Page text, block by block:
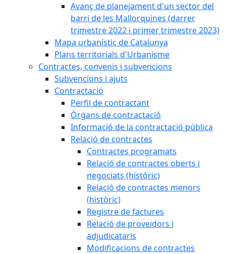
Avanç de planejament d'un sector del
barri de les Mallorquines (darrer
trimestre 2022 i primer trimestre 2023)
Mapa urbanístic de Catalunya
Plans territorials d'Urbanisme
Contractes, convenis i subvencions
Subvencions i ajuts
Contractació
Perfil de contractant
Òrgans de contractació
Informació de la contractació pública
Relació de contractes
Contractes programats
Relació de contractes oberts i
negociats (històric)
Relació de contractes menors
(històric)
Registre de factures
Relació de proveïdors i
adjudicataris
Modificacions de contractes